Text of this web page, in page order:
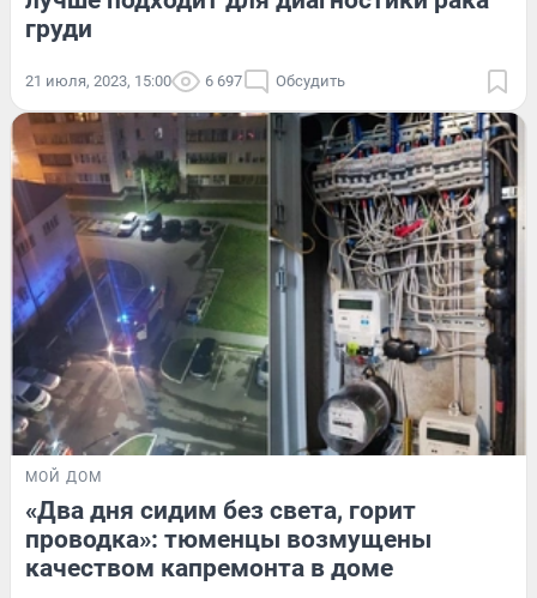
груди
21 июля, 2023, 15:00 6 697 Обсудить
МОЙ ДОМ
«Два дня сидим без света, горит
проводка»: тюменцы возмущены
качеством капремонта в доме